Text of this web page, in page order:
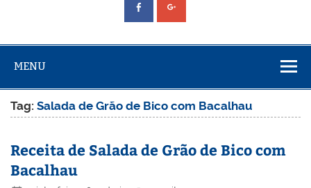
MENU
Tag:Salada de Grão de Bico com Bacalhau
Receita de Salada de Grão de Bico com
Bacalhau